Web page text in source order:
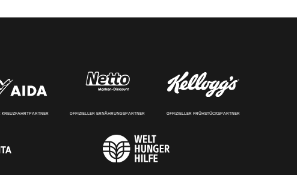
KREUZFAHRTPARTNER OFFIZIELLER ERNÄHRUNGSPARTNER OFFIZIELLER FRÜHSTÜCKSPARTNER